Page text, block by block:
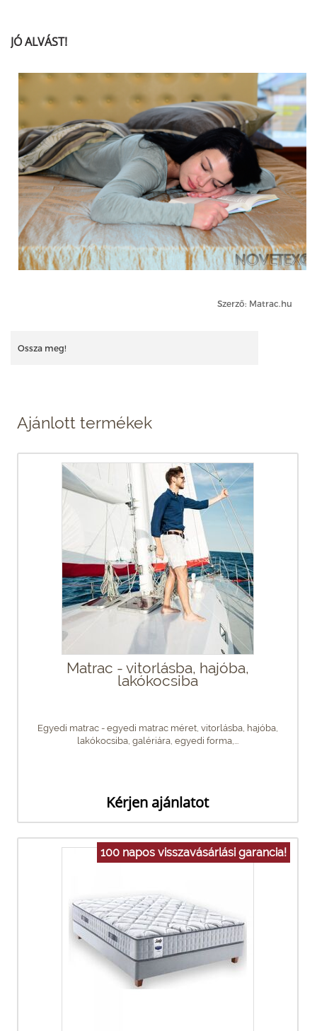
JÓ ALVÁST!
Szerző: Matrac.hu
Ossza meg!
Ajánlott termékek
Matrac - vitorlásba, hajóba,
lakókocsiba
Egyedi matrac - egyedi matrac méret, vitorlásba, hajóba,
lakókocsiba, galériára, egyedi forma,...
Kérjen ajánlatot
100 napos visszavásárlási garancia!